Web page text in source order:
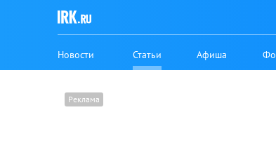
Новости Статьи Афиша